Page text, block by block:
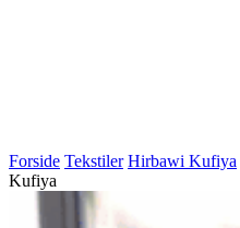
Forside Tekstiler Hirbawi Kufiya
Kufiya